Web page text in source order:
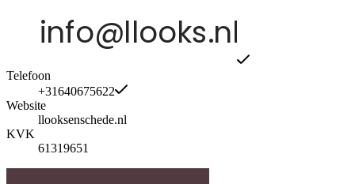
Telefoon
+31640675622
Website
llooksenschede.nl
KVK
61319651